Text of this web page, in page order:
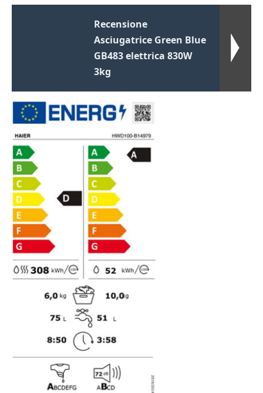
Recensione
Asciugatrice Green Blue
GB483 elettrica 830W
3kg